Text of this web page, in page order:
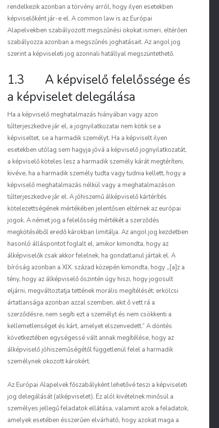
rendelkezik azonban a törvény arról, hogy ilyen esetekben
képviselőként jár-e el. A common law is az Európai
Alapelvekben szabályozott megszűnési okokat ismeri, eltérően
szabályozza azonban a megszűnés joghatásait. Az angol jog
szerint a képviseleti jog azonnali hatállyal megszüntethető.
1.3 A képviselő felelőssége és
a képviselet delegálása
Ha a képviselő meghatalmazás hiányában vagy azon
túlterjeszkedve jár el, a jognyilatkozatai nem kötik se a
képviseltet, se a harmadik személyt. Ha a képviselt ilyen
esetekben utólag sem hagyja jóvá a képviselő jognyilatkozatát,
a képviselő köteles lesz a harmadik személy kárát megtéríteni,
kivéve, ha a harmadik személy tudta vagy tudnia kellett, hogy a
képviselő meghatalmazás nélkül vagy a meghatalmazáson
túlterjeszkedve jár el. A jóhiszemű álképviselő kártérítés
kötelezettségének mértékében jelentősen eltérnek az európai
jogok. A német jog a felelősség mértékét a szerződés
megkötéséből eredő károkban limitálja. Az angol jog kezdetben
hasonló álláspontot foglalt el, amikor kimondta, hogy az
álképviselők csak akkor felelnek, ha gondatlanul jártak el. A
bíróság azonban a XIX. század közepén kimondta, hogy „[a]z a
tény, hogy az álképviselő őszintén úgy hiszi, hogy jogosult
eljárni, megváltoztatja tettének morális megítélését; erkölcsi
ártatlansága azonban azzal szemben, akit ő vett rá a
szerződésre, nem segíti ezt a személyt és nem csökkenti a
kellemetlenséget és kárt, amelyet elszenvedett.” A döntés
következtében egységessé vált annak megítélése, hogy az
álképviselő jóhiszeműségétől függetlenül felel a harmadik
személynek okozott károkért.
Az Európai Alapelvek főszabályként lehetővé teszi a képviseleti
jog delegálását (alképviselet). Ez alól kivételnek minősül a
személyes jellegű feladatok ellátása, valamint azok a feladatok,
amelyek esetében ésszerűen elvárható, hogy azokat maga a